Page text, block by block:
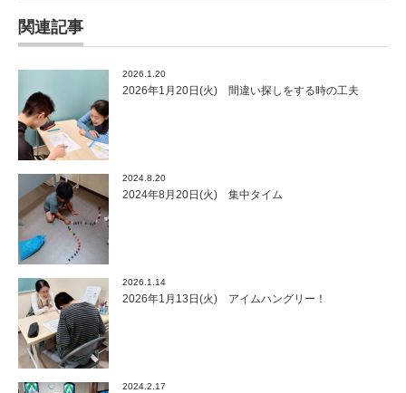
関連記事
2026.1.20
2026年1月20日(火) 間違い探しをする時の工夫
2024.8.20
2024年8月20日(火) 集中タイム
2026.1.14
2026年1月13日(火) アイムハングリー！
2024.2.17